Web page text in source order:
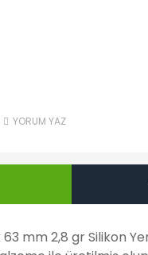
YORUM YAZ
mm 2,8 gr Silikon